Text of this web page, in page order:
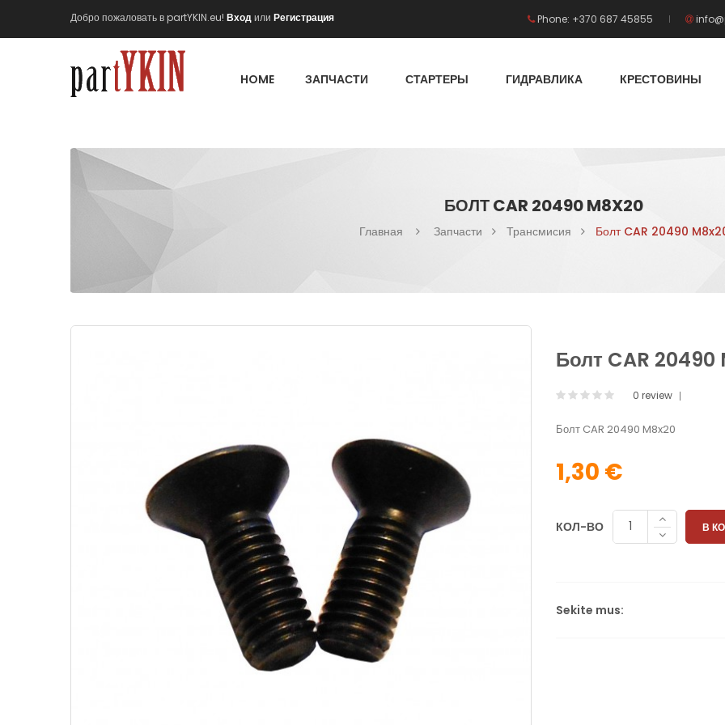
Добро пожаловать в partYKIN.eu! Входили Регистрация Phone: +370 687 45855
HOME ЗАПЧАСТИ СТАРТЕРЫ ГИДРАВЛИКА КРЕСТОВИНЫ
БОЛТ CAR 20490 M8X20
Главная Запчасти Трансмисия Болт CAR 20490
Болт CAR 20490
0 review
Болт CAR 20490 M8x20
1,30 €
КОЛ-ВО В
Sekite mus: